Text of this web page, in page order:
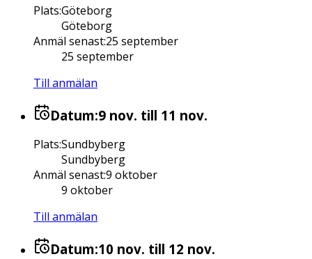
Plats:Göteborg
Göteborg
Anmäl senast:25 september
25 september
Till anmälan
Datum:9 nov. till 11 nov.
Plats:Sundbyberg
Sundbyberg
Anmäl senast:9 oktober
9 oktober
Till anmälan
Datum:10 nov. till 12 nov.